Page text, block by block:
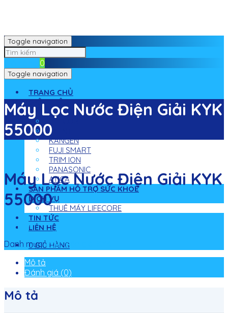
Toggle navigation
0
Toggle navigation
TRANG CHỦ
GIỚI THIỆU
MÁY ĐIỆN GIẢI ION KIỀM
LIFECORE
TYENT
KANGEN
FUJI SMART
TRIM ION
PANASONIC
ATICA
SẢN PHẨM HỖ TRỢ SỨC KHOẺ
DỊCH VỤ
THUÊ MÁY LIFECORE
TIN TỨC
LIÊN HỆ
0 GIỎ HÀNG
Máy Lọc Nước Điện Giải KYK
55000
Máy Lọc Nước Điện Giải KYK
55000
Liên hệ
Danh mục:Máy điện giải KYK
Mô tả
Đánh giá (0)
Mô tả